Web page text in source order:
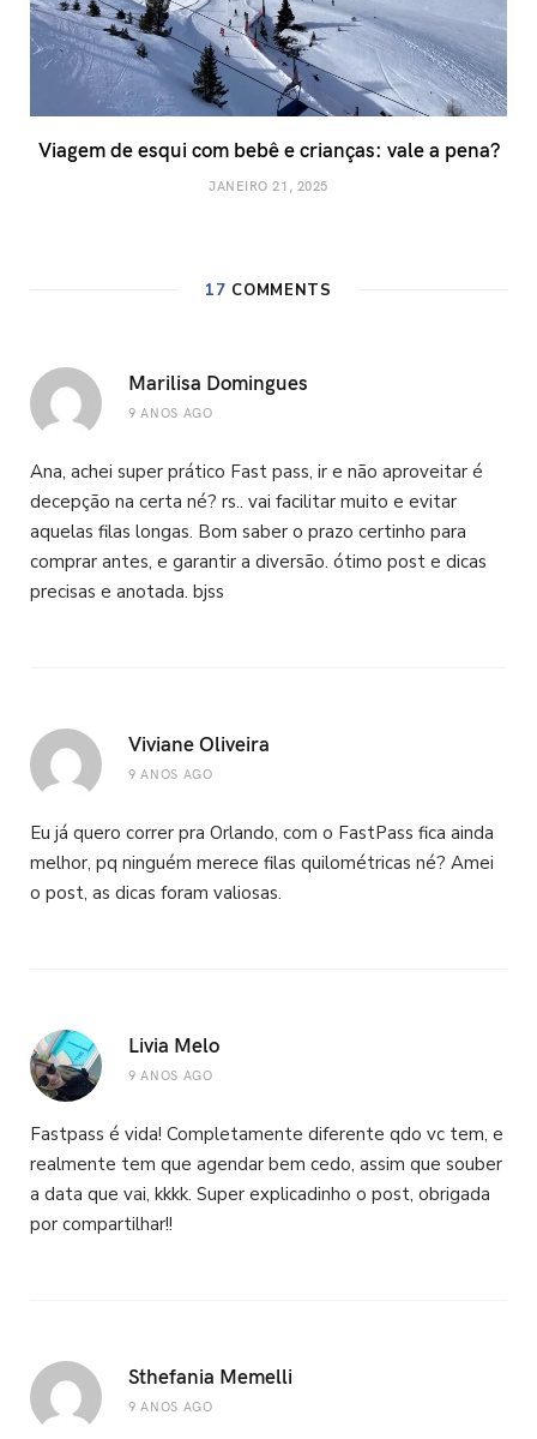
Viagem de esqui com bebê e crianças: vale a pena?
JANEIRO 21, 2025
17 COMMENTS
Marilisa Domingues
9 ANOS AGO
Ana, achei super prático Fast pass, ir e não aproveitar é
decepção na certa né? rs.. vai facilitar muito e evitar
aquelas filas longas. Bom saber o prazo certinho para
comprar antes, e garantir a diversão. ótimo post e dicas
precisas e anotada. bjss
Viviane Oliveira
9 ANOS AGO
Eu já quero correr pra Orlando, com o FastPass fica ainda
melhor, pq ninguém merece filas quilométricas né? Amei
o post, as dicas foram valiosas.
Livia Melo
9 ANOS AGO
Fastpass é vida! Completamente diferente qdo vc tem, e
realmente tem que agendar bem cedo, assim que souber
a data que vai, kkkk. Super explicadinho o post, obrigada
por compartilhar!!
Sthefania Memelli
9 ANOS AGO